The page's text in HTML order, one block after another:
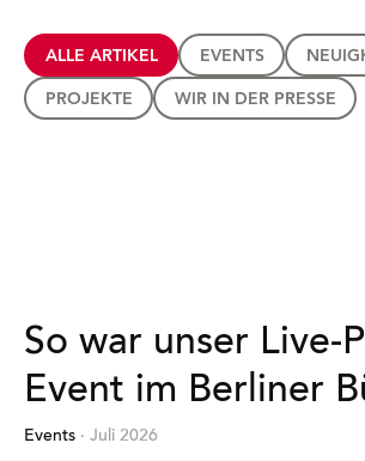
ALLE ARTIKEL EVENTS
PROJEKTE WIR IN DER PRESSE
So war unser Live-
Event im Berliner
Events · Juli 2026